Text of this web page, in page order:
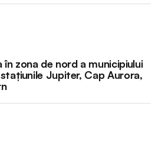
în zona de nord a municipiului
Jupiter, Cap Aurora,